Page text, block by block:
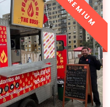
PREMIUM